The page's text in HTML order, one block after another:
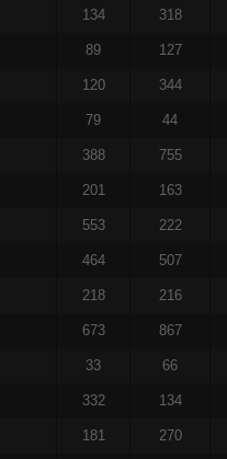
134 318
89 127
120 344
79 44
388 755
201 163
553 222
464 507
218 216
673 867
33 66
332 134
181 270